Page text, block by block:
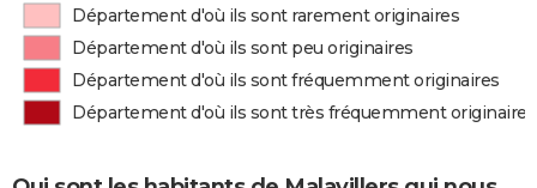
Département d'où ils sont rarement originaires
Département d'où ils sont peu originaires
Département d'où ils sont fréquemment originaires
Département d'où ils sont très fréquemment originaires